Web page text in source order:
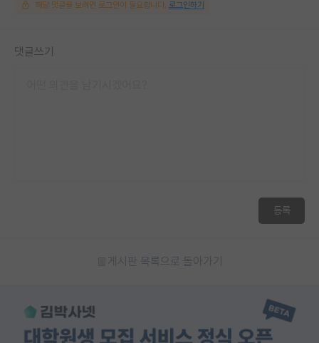
해당 댓글을 보려면 로그인이 필요합니다. 로그인하기
댓글쓰기
등록
게시판 목록으로 돌아가기